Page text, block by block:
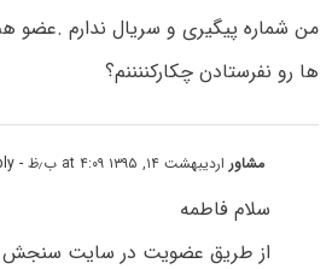
من شماره پیگیری و سریال ندارم .عضو
ها رو نفرستادن چکارکننننم؟
مشاور اردیبهشت ۱۴, ۱۳۹۵ at ۴:۰۹ ب٫ظ - Reply
سلام فاطمه
از طریق عضویت در سایت سنجش